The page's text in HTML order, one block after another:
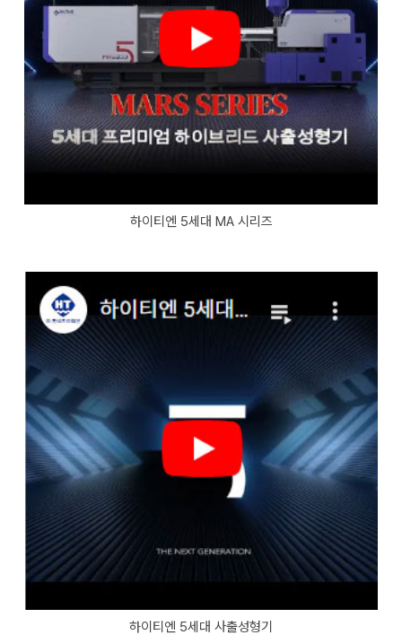
하이티엔 5세대 MA 시리즈
하이티엔 5세대 사출성형기